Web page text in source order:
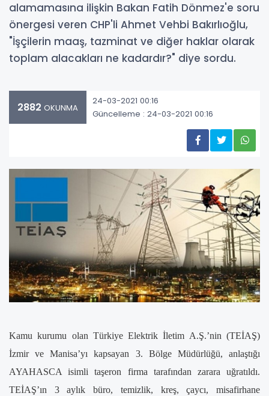
alamamasına ilişkin Bakan Fatih Dönmez'e soru
önergesi veren CHP'li Ahmet Vehbi Bakırlıoğlu,
"İşçilerin maaş, tazminat ve diğer haklar olarak
toplam alacakları ne kadardır?" diye sordu.
2882 OKUNMA
24-03-2021 00:16
Güncelleme : 24-03-2021 00:16
Kamu kurumu olan Türkiye Elektrik İletim A.Ş.’nin (TEİAŞ)
İzmir ve Manisa’yı kapsayan 3. Bölge Müdürlüğü, anlaştığı
AYAHASCA isimli taşeron firma tarafından zarara uğratıldı.
TEİAŞ’ın 3 aylık büro, temizlik, kreş, çaycı, misafirhane